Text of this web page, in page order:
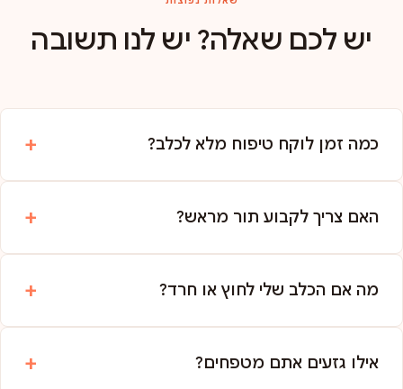
יש לכם שאלה? יש לנו תשובה
כמה זמן לוקח טיפוח מלא לכלב?
האם צריך לקבוע תור מראש?
מה אם הכלב שלי לחוץ או חרד?
אילו גזעים אתם מטפחים?